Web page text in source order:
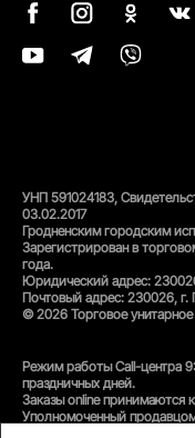
УНП 591024183,
03.02.2017
Гродненским городским
Зарегистрирован в
года.
Юридический адрес:
Почтовый адрес: 230026,
© 2026 Торговое
Режим работы Call-центра
праздничных дней.
Заказы online принимаются
Уполномоченный